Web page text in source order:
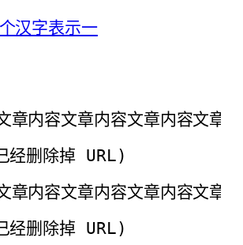
内容文章内容文章内容文
经删除掉 URL)
内容文章内容文章内容文
经删除掉 URL)